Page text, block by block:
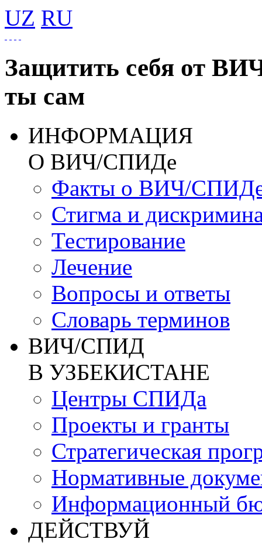
UZ RU
Защитить себя от
ты сам
ИНФОРМАЦИЯ
О ВИЧ/СПИДе
Факты о ВИЧ/
Стигма и
Тестирование
Лечение
Вопросы и ответы
Словарь терминов
ВИЧ/СПИД
В УЗБЕКИСТАНЕ
Центры СПИДа
Проекты и гранты
Стратегическая
Нормативные
Информационный
ДЕЙСТВУЙ